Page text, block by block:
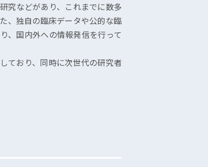
究などがあり、これまでに数多
、独自の臨床データや公的な臨
、国内外への情報発信を行って
ており、同時に次世代の研究者